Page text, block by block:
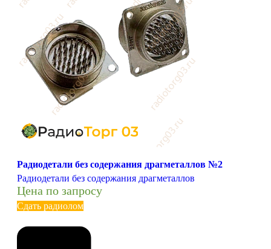
Радиодетали без содержания драгметаллов №2
Радиодетали без содержания драгметаллов
Цена по запросу
Сдать радиолом